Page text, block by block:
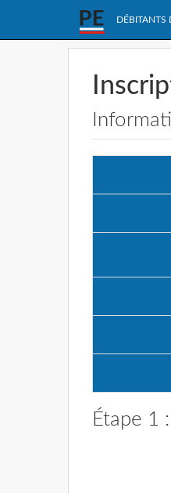
DÉBITANTS
Étape 1